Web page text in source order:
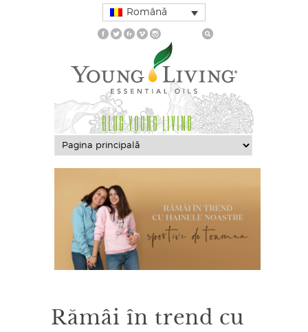
Română
BLOG YOUNG LIVING
Rămâi în trend cu